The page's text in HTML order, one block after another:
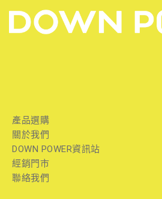
產品選購
關於我們
DOWN POWER資訊站
經銷門市
聯絡我們